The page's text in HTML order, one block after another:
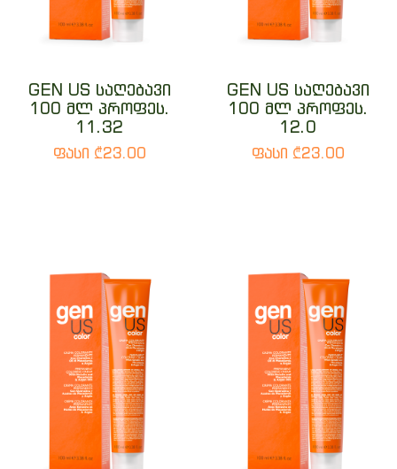
GEN US საღებავი
100 მლ პროფეს.
11.32
ფასი ₾23.00
GEN US საღებავი
100 მლ პროფეს.
12.0
ფასი ₾23.00